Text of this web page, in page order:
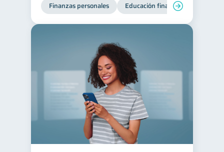
Finanzas personales Educación financiera